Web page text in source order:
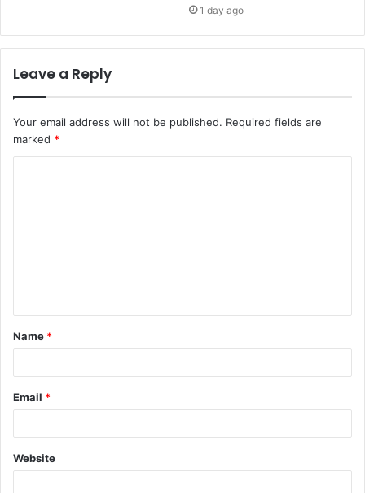
1 day ago
Leave a Reply
Your email address will not be published. Required fields are
marked *
t
*
Name *
Email *
Website